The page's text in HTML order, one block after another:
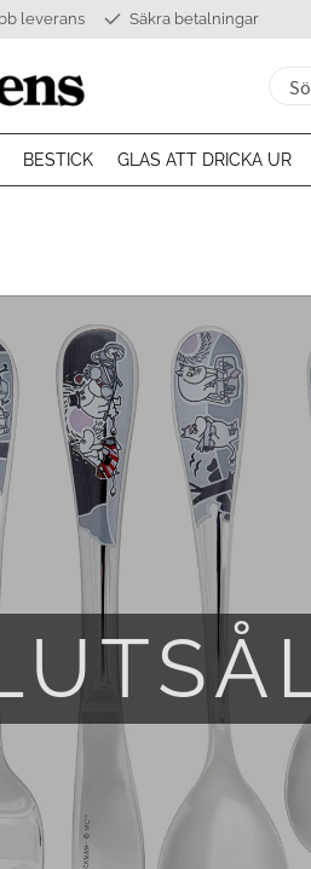
leverans Säkra betalningar
BESTICK GLAS ATT DRICKA UR